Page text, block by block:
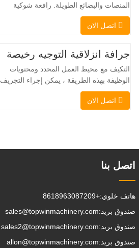
المنصات والبضائع الطويلة. رافعة شوكية
ثنائية الاستخدام، تجمع بين مزايا الرافعة
الشوكية والرافعة الجانبية. محركها الكهربائي
بزاوية 360 درجة، يُمكّنان من تغيير الاتجاه
بسلاسة دون انقطاع في تدفق الحمولة، مما
يجعل TOPWINMC
اتصل الان
جرافة انزلاقية التوجيه رخيصة
التكيف مع محيط العمل المحدد ومحتويات
الوظيفة بهذه الطريقة ، يمكن إجراء التجريف
، التراص ، الرفع ، الحفر ، الحفر ، السحق ،
الإمساك ، الدفع ، تخفيف التربة ، الخنادق
التي تختار القيام بها.يمكن
اتصل الان
اتصل بنا
هاتف خلوي:+8618963087209
صندوق بريد:sales@topwinmachinery.com
صندوق بريد:sales2@topwinmachinery.com
صندوق بريد:allon@topwinmachinery.com